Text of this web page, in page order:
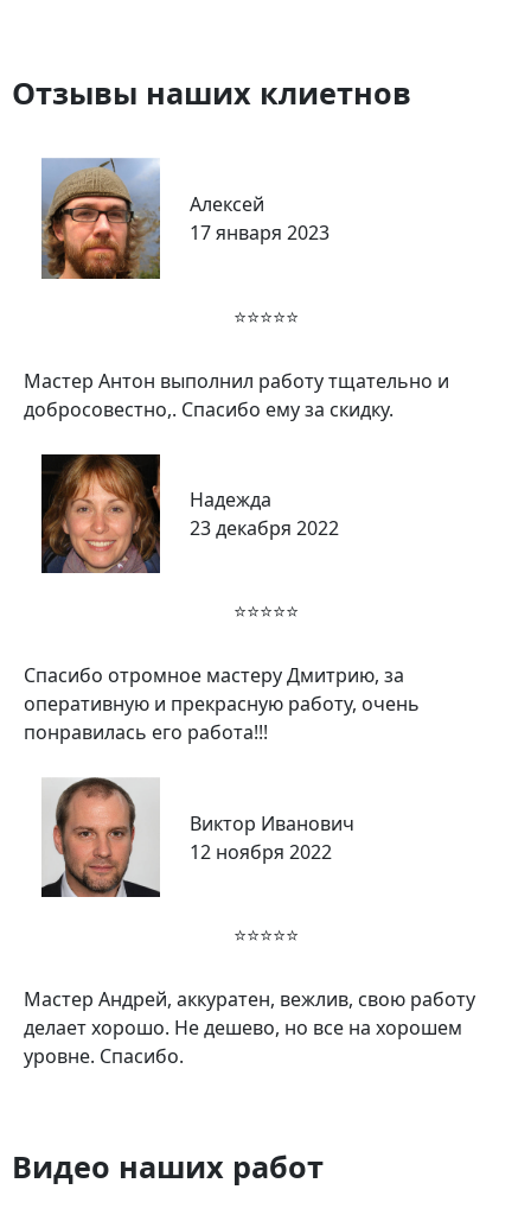
Отзывы наших клиетнов
Алексей
17 января 2023
⭐⭐⭐⭐⭐
Мастер Антон выполнил работу тщательно и
добросовестно,. Спасибо ему за скидку.
Надежда
23 декабря 2022
⭐⭐⭐⭐⭐
Спасибо отромное мастеру Дмитрию, за
оперативную и прекрасную работу, очень
понравилась его работа!!!
Виктор Иванович
12 ноября 2022
⭐⭐⭐⭐⭐
Мастер Андрей, аккуратен, вежлив, свою работу
делает хорошо. Не дешево, но все на хорошем
уровне. Спасибо.
Видео наших работ